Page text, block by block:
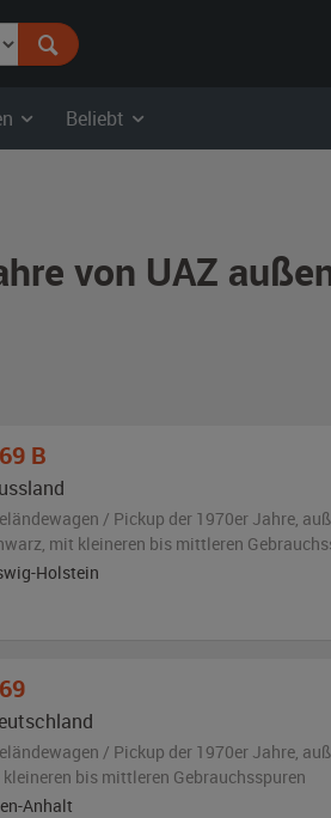
Beliebt
von UAZ
B
/ Pickup der 1970er Jahre,
, mit kleineren bis mittleren
Holstein
/ Pickup der 1970er Jahre,
bis mittleren Gebrauchsspuren
Anhalt